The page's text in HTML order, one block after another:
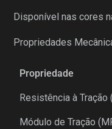
Disponível nas cores
Propriedades
Propriedade
Resistência à Tração
Módulo de Tração